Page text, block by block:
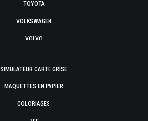
TOYOTA
VOLKSWAGEN
VOLVO
SIMULATEUR CARTE GRISE
MAQUETTES EN PAPIER
COLORIAGES